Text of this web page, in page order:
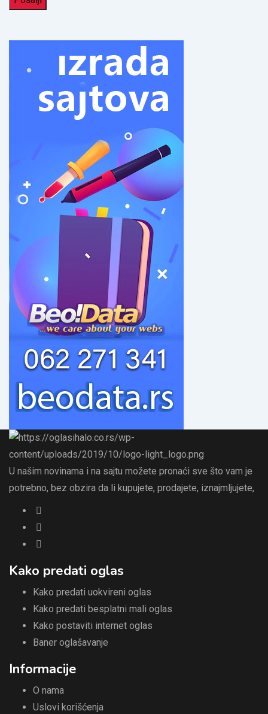
U našim novinama i na sajtu možete pronaći sve što vam je
potrebno, bez obzira da li kupujete, prodajete, iznajmljujete,
Kako predati oglas
Kako predati uokvireni oglas
Kako predati besplatni mali oglas
Kako postaviti internet oglas
Baner oglašavanje
Informacije
O nama
Uslovi korišćenja